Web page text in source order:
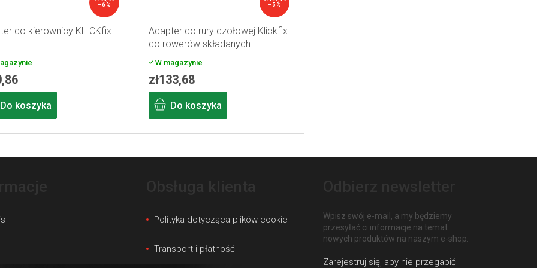
–6 %
do kierownicy KLICKfix
Do koszyka
–5 %
Adapter do rury czołowej Klickfix
do rowerów składanych
W magazynie
zł133,68
Do koszyka
Polityka dotycząca plików cookie
Transport i płatność
Wpisz swój e-mail, a my będziemy
przesyłać ci informacje na temat
nowych produktów na naszym e-shop.